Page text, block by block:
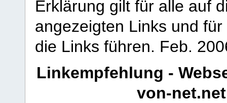
Erklärung gilt für alle auf
angezeigten Links und
die Links führen. Feb.
Linkempfehlung -
von-net.net